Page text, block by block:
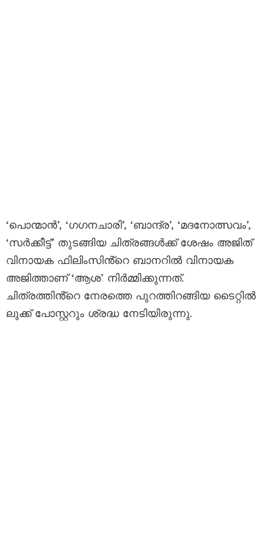
‘പൊന്മാൻ’, ‘ഗഗനചാരി’, ‘ബാന്ദ്ര’, ‘മദനോത്സവം’,
‘സർക്കീട്ട്’ തുടങ്ങിയ ചിത്രങ്ങൾക്ക് ശേഷം അജിത്
വിനായക ഫിലിംസിൻ്റെ ബാനറിൽ വിനായക
അജിത്താണ് ‘ആശ’ നിർമ്മിക്കുന്നത്.
ചിത്രത്തിൻ്റെ നേരത്തെ പുറത്തിറങ്ങിയ ടൈറ്റിൽ
ലുക്ക് പോസ്റ്ററും ശ്രദ്ധ നേടിയിരുന്നു.